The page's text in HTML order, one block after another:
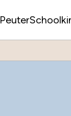
Peuter